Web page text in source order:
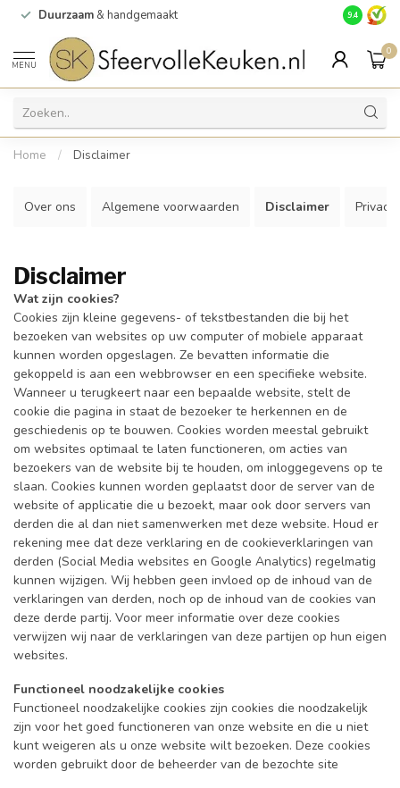
Duurzaam & handgemaakt Gratis
9.4
MENU
0
Home / Disclaimer
Over ons Algemene voorwaarden Disclaimer Privacy
Disclaimer
Wat zijn cookies?
Cookies zijn kleine gegevens- of tekstbestanden die bij het
bezoeken van websites op uw computer of mobiele apparaat
kunnen worden opgeslagen. Ze bevatten informatie die
gekoppeld is aan een webbrowser en een specifieke website.
Wanneer u terugkeert naar een bepaalde website, stelt de
cookie die pagina in staat de bezoeker te herkennen en de
geschiedenis op te bouwen. Cookies worden meestal gebruikt
om websites optimaal te laten functioneren, om acties van
bezoekers van de website bij te houden, om inloggegevens op te
slaan. Cookies kunnen worden geplaatst door de server van de
website of applicatie die u bezoekt, maar ook door servers van
derden die al dan niet samenwerken met deze website. Houd er
rekening mee dat deze verklaring en de cookieverklaringen van
derden (Social Media websites en Google Analytics) regelmatig
kunnen wijzigen. Wij hebben geen invloed op de inhoud van de
verklaringen van derden, noch op de inhoud van de cookies van
deze derde partij. Voor meer informatie over deze cookies
verwijzen wij naar de verklaringen van deze partijen op hun eigen
websites.
Functioneel noodzakelijke cookies
Functioneel noodzakelijke cookies zijn cookies die noodzakelijk
zijn voor het goed functioneren van onze website en die u niet
kunt weigeren als u onze website wilt bezoeken. Deze cookies
worden gebruikt door de beheerder van de bezochte site